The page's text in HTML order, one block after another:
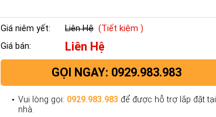
Giá niêm yết: Liên Hệ (Tiết kiệm )
Giá bán:
Liên Hệ
GỌI NGAY: 0929.983.983
Vui lòng gọi: 0929.983.983 để được hỗ trợ lắp đặt tại
nhà.